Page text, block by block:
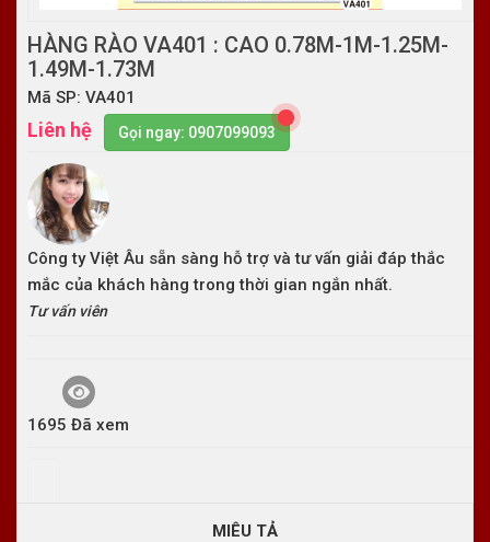
HÀNG RÀO VA401 : CAO 0.78M-1M-1.25M-
1.49M-1.73M
Mã SP: VA401
Liên hệ Gọi ngay: 0907099093
Công ty Việt Âu sẵn sàng hỗ trợ và tư vấn giải đáp thắc
mắc của khách hàng trong thời gian ngắn nhất.
Tư vấn viên
1695 Đã xem
MIÊU TẢ